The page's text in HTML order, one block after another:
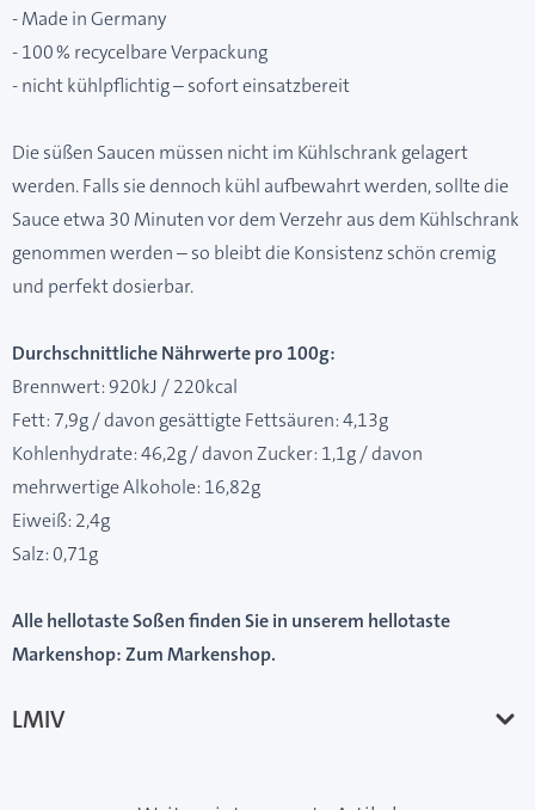
- Made in Germany
- 100 % recycelbare Verpackung
- nicht kühlpflichtig – sofort einsatzbereit
Die süßen Saucen müssen nicht im Kühlschrank gelagert
werden. Falls sie dennoch kühl aufbewahrt werden, sollte die
Sauce etwa 30 Minuten vor dem Verzehr aus dem Kühlschrank
genommen werden – so bleibt die Konsistenz schön cremig
und perfekt dosierbar.
Durchschnittliche Nährwerte pro 100g:
Brennwert: 920kJ / 220kcal
Fett: 7,9g / davon gesättigte Fettsäuren: 4,13g
Kohlenhydrate: 46,2g / davon Zucker: 1,1g / davon
mehrwertige Alkohole: 16,82g
Eiweiß: 2,4g
Salz: 0,71g
Alle hellotaste Soßen finden Sie in unserem hellotaste
Markenshop:Zum Markenshop.
LMIV